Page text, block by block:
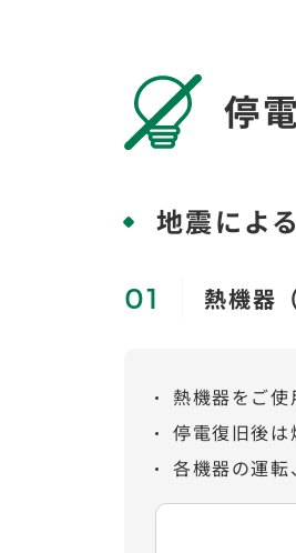
停
地震によ
熱機器
熱機器をご
停電復旧後は
各機器の運転